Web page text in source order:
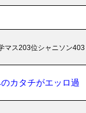
マス203位シャニソン403
カタチがエッロ過